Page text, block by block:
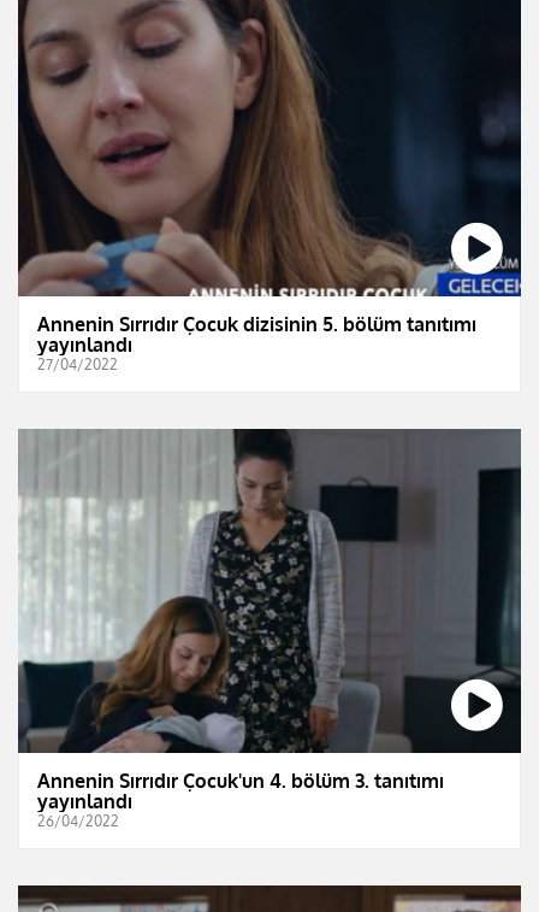
Annenin Sırrıdır Çocuk dizisinin 5. bölüm tanıtımı
yayınlandı
27/04/2022
Annenin Sırrıdır Çocuk'un 4. bölüm 3. tanıtımı
yayınlandı
26/04/2022